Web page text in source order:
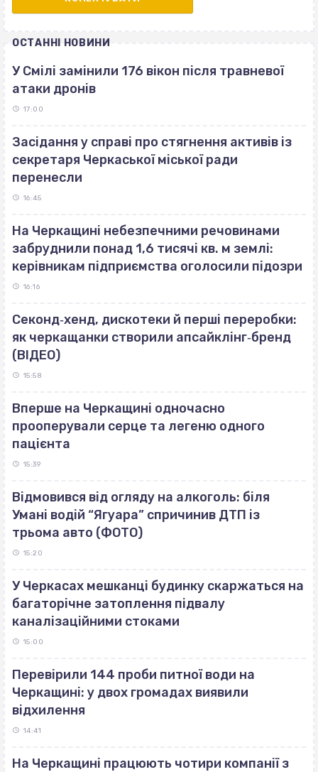
ОСТАННІ НОВИНИ
У Смілі замінили 176 вікон після травневої
атаки дронів
17:00
Засідання у справі про стягнення активів із
секретаря Черкаської міської ради
перенесли
16:45
На Черкащині небезпечними речовинами
забруднили понад 1,6 тисячі кв. м землі:
керівникам підприємства оголосили підозри
16:16
Секонд‐хенд, дискотеки й перші переробки:
як черкащанки створили апсайклінг‐бренд
(ВІДЕО)
15:58
Вперше на Черкащині одночасно
прооперували серце та легеню одного
пацієнта
15:39
Відмовився від огляду на алкоголь: біля
Умані водій “Ягуара” спричинив ДТП із
трьома авто (ФОТО)
15:20
У Черкасах мешканці будинку скаржаться на
багаторічне затоплення підвалу
каналізаційними стоками
15:00
Перевірили 144 проби питної води на
Черкащині: у двох громадах виявили
відхилення
14:41
На Черкащині працюють чотири компанії з